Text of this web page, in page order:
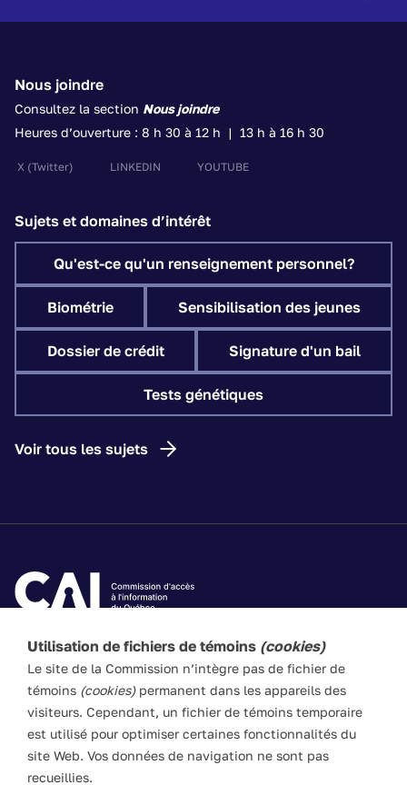
Utilisation de fichiers de témoins (cookies)
Le site de la Commission n’intègre pas de fichier de
témoins (cookies)permanent dans les appareils des
visiteurs. Cependant, un fichier de témoins temporaire
est utilisé pour optimiser certaines fonctionnalités du
site Web. Vos données de navigation ne sont pas
recueillies.
Nous joindre
Consultez la section Nous joindre
Heures d’ouverture : 8 h 30 à 12 h | 13 h à 16 h 30
X (Twitter) LINKEDIN YOUTUBE
Sujets et domaines d’intérêt
Qu'est-ce qu'un renseignement personnel?
Biométrie Sensibilisation des jeunes
Dossier de crédit Signature d'un bail
Tests génétiques
Voir tous les sujets
Les textes de ce site Web visent à vulgariser les lois
applicables. Ils n’ont pas force de loi. En cas de divergence
entre l’information du site et les textes législatifs, ces
derniers prévalent en toute circonstance.